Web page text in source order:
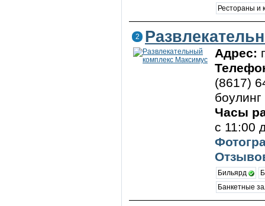
Рестораны и
2
Адрес:
(8617)
боулинг
Часы
с 11:00
Бильярд
Банкетные